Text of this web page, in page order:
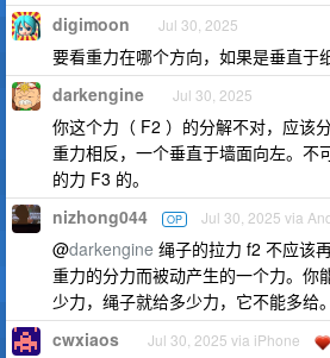
digimoon Jul 30, 2025
要看重力在哪个方向，如果是垂直于
darkengine Jul 30, 2025
你这个力（ F2 ）的分解不对，应该
重力相反，一个垂直于墙面向左。不
的力 F3 的。
nizhong044 OP Jul 30, 2025 via
@darkengine 绳子的拉力 f2 不应该
重力的分力而被动产生的一个力。你
少力，绳子就给多少力，它不能多给。
cwxiaos Jul 30, 2025 via iPhone